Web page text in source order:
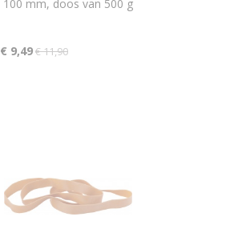
100 mm, doos van 500 g
€ 9,49€ 11,90